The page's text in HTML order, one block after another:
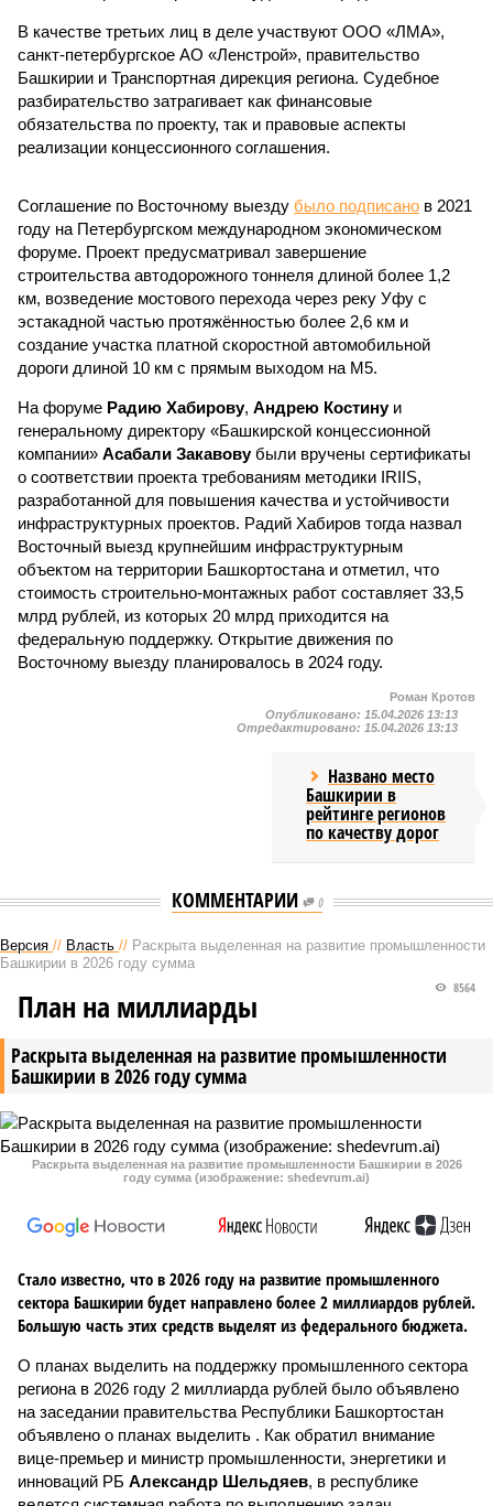
В качестве третьих лиц в деле участвуют ООО «ЛМА»,
санкт-петербургское АО «Ленстрой», правительство
Башкирии и Транспортная дирекция региона. Судебное
разбирательство затрагивает как финансовые
обязательства по проекту, так и правовые аспекты
реализации концессионного соглашения.
Соглашение по Восточному выезду было подписано в 2021
году на Петербургском международном экономическом
форуме. Проект предусматривал завершение
строительства автодорожного тоннеля длиной более 1,2
км, возведение мостового перехода через реку Уфу с
эстакадной частью протяжённостью более 2,6 км и
создание участка платной скоростной автомобильной
дороги длиной 10 км с прямым выходом на М5.
На форуме Радию Хабирову, Андрею Костинуи
генеральному директору «Башкирской концессионной
компании» Асабали Закавовубыли вручены сертификаты
о соответствии проекта требованиям методики IRIIS,
разработанной для повышения качества и устойчивости
инфраструктурных проектов. Радий Хабиров тогда назвал
Восточный выезд крупнейшим инфраструктурным
объектом на территории Башкортостана и отметил, что
стоимость строительно-монтажных работ составляет 33,5
млрд рублей, из которых 20 млрд приходится на
федеральную поддержку. Открытие движения по
Восточному выезду планировалось в 2024 году.
Роман Кротов
Опубликовано: 15.04.2026 13:13
Отредактировано: 15.04.2026 13:13
Названо место
Башкирии в
рейтинге регионов
по качеству дорог
КОММЕНТАРИИ 0
Версия // Власть // Раскрыта выделенная на развитие промышленности
Башкирии в 2026 году сумма
Раскрыта выделенная на развитие промышленности
Башкирии в 2026 году сумма
8564
План на миллиарды
Раскрыта выделенная на развитие промышленности Башкирии в 2026
году сумма (изображение: shedevrum.ai)
Стало известно, что в 2026 году на развитие промышленного
сектора Башкирии будет направлено более 2 миллиардов рублей.
Большую часть этих средств выделят из федерального бюджета.
О планах выделить на поддержку промышленного сектора
региона в 2026 году 2 миллиарда рублей было объявлено
на заседании правительства Республики Башкортостан
объявлено о планах выделить . Как обратил внимание
вице-премьер и министр промышленности, энергетики и
инноваций РБ Александр Шельдяев, в республике